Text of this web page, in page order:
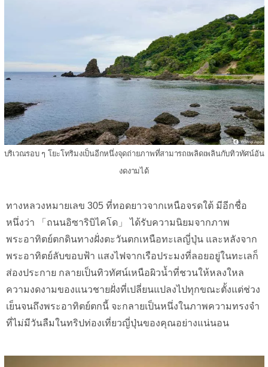
บริเวณรอบ ๆ โยะโทริมงเป็นอีกหนึ่งจุดถ่ายภาพที่สามารถเพลิดเพลินกับทิวทัศน์อัน
งดงามได้
ทางหลวงหมายเลข 305 ที่ทอดยาวจากเหนือจรดใต้ มีอีกชื่อ
หนึ่งว่า 「ถนนอิซาริบิไคโด」 ได้รับความนิยมจากภาพ
พระอาทิตย์ตกดินทางฝั่งตะวันตกเหนือทะเลญี่ปุ่น และหลังจาก
พระอาทิตย์ลับขอบฟ้า แสงไฟจากเรือประมงที่ลอยอยู่ในทะเลก็
ส่องประกาย กลายเป็นทิวทัศน์เหนือผิวน้ำที่ชวนให้หลงใหล
ความงดงามของแนวชายฝั่งที่เปลี่ยนแปลงไปทุกขณะตั้งแต่ช่วง
เย็นจนถึงพระอาทิตย์ตกนี้ จะกลายเป็นหนึ่งในภาพความทรงจำ
ที่ไม่มีวันลืมในทริปท่องเที่ยวญี่ปุ่นของคุณอย่างแน่นอน